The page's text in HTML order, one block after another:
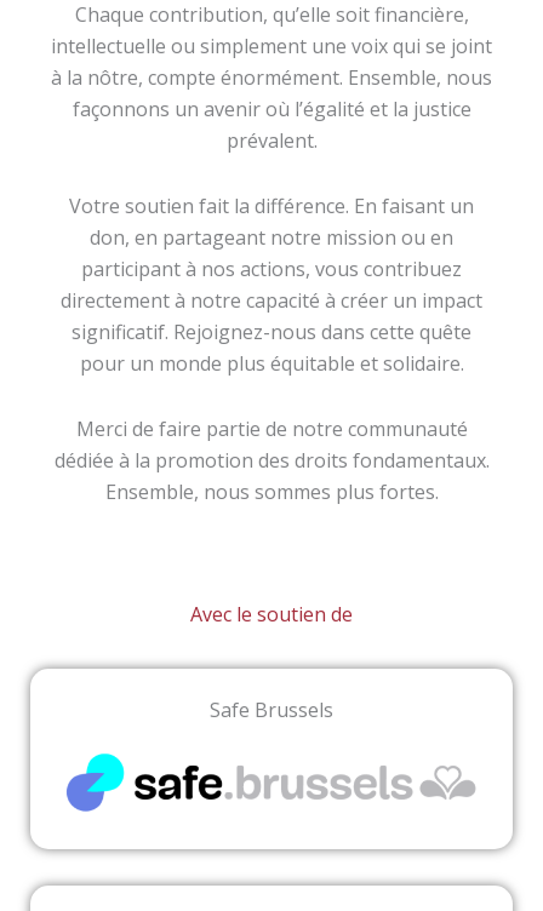
Chaque contribution, qu’elle soit financière,
intellectuelle ou simplement une voix qui se joint
à la nôtre, compte énormément. Ensemble, nous
façonnons un avenir où l’égalité et la justice
prévalent.
Votre soutien fait la différence. En faisant un
don, en partageant notre mission ou en
participant à nos actions, vous contribuez
directement à notre capacité à créer un impact
significatif. Rejoignez-nous dans cette quête
pour un monde plus équitable et solidaire.
Merci de faire partie de notre communauté
dédiée à la promotion des droits fondamentaux.
Ensemble, nous sommes plus fortes.
Avec le soutien de
Safe Brussels